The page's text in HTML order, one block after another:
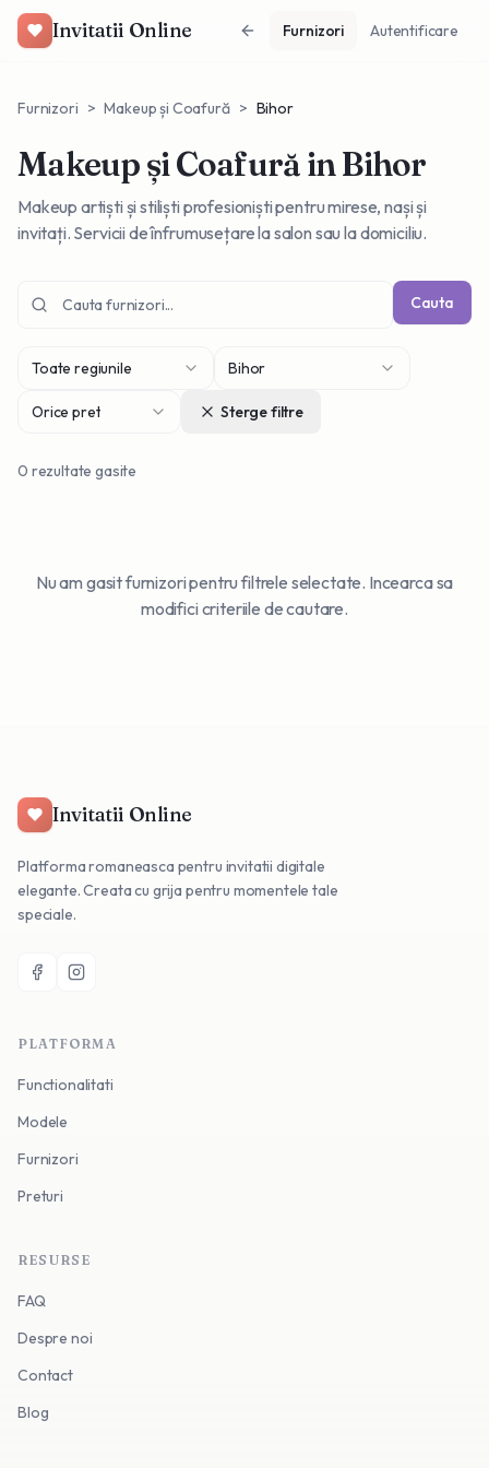
Invitatii Online Furnizori Autentificare
Furnizori > Makeup și Coafură > Bihor
Makeup și Coafurăin Bihor
Makeup artiști și stiliști profesioniști pentru mirese, nași și
invitați. Servicii de înfrumusețare la salon sau la domiciliu.
Cauta
Toate regiunile Bihor
Orice pret Sterge filtre
0 rezultate gasite
Nu am gasit furnizori pentru filtrele selectate. Incearca sa
modifici criteriile de cautare.
Invitatii Online
Platforma romaneasca pentru invitatii digitale
elegante. Creata cu grija pentru momentele tale
speciale.
PLATFORMA
Functionalitati
Modele
Furnizori
Preturi
RESURSE
FAQ
Despre noi
Contact
Blog